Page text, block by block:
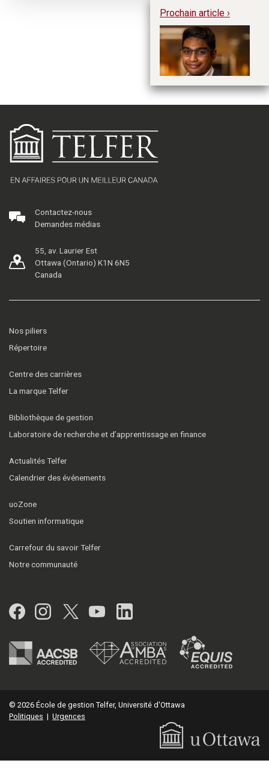
Prochain article ›
Contactez-nous
Demandes médias
55, av. Laurier Est
Ottawa (Ontario) K1N 6N5
Canada
Nos piliers
Répertoire
Centre des carrières
La marque Telfer
Bibliothèque de gestion
Laboratoire de recherche et d’apprentissage en finance
Actualités Telfer
Calendrier des événements
uoZone
Soutien informatique
Carrefour du savoir Telfer
Notre communauté
Facebook
Instagram
Twitter
YouTubeLinkedIn
© 2026 École de gestion Telfer, Université d'Ottawa
Politiques | Urgences